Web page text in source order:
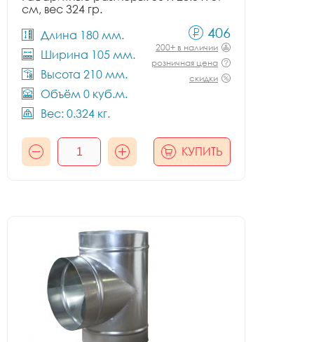
см, вес 324 гр.
Длина 180 мм.
Ширина 105 мм.
Высота 210 мм.
Объём 0 куб.м.
Вес: 0.324 кг.
406
200+ в наличии
розничная цена
скидки
КУПИТЬ